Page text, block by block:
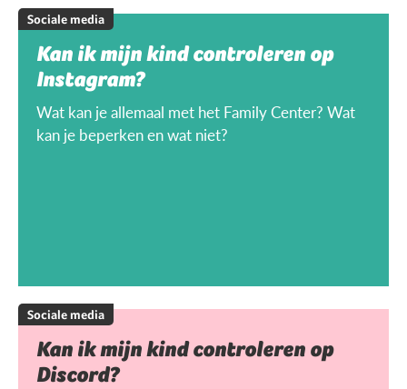
Sociale media
Kan ik mijn kind controleren op
Instagram?
Wat kan je allemaal met het Family Center? Wat
kan je beperken en wat niet?
Sociale media
Kan ik mijn kind controleren op
Discord?